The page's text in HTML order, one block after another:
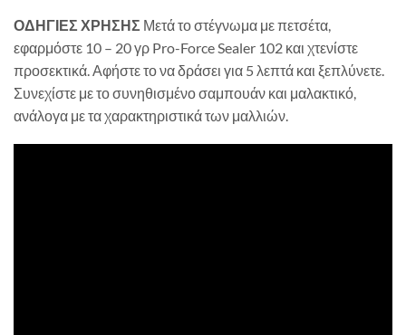
ΟΔΗΓΙΕΣ ΧΡΗΣΗΣ Μετά το στέγνωμα με πετσέτα,
εφαρμόστε 10 – 20 γρ Pro-Force Sealer 102 και χτενίστε
προσεκτικά. Αφήστε το να δράσει για 5 λεπτά και ξεπλύνετε.
Συνεχίστε με το συνηθισμένο σαμπουάν και μαλακτικό,
ανάλογα με τα χαρακτηριστικά των μαλλιών.